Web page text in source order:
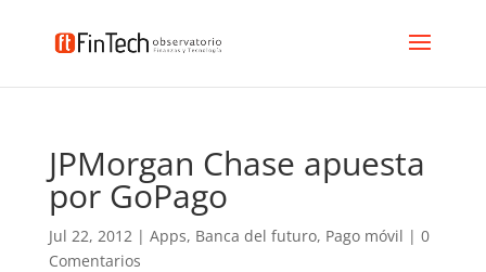
JPMorgan Chase apuesta
por GoPago
Jul 22, 2012| Apps, Banca del futuro, Pago móvil | 0
Comentarios